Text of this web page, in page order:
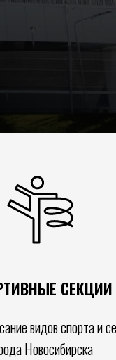
СЕКЦИИ
видов спорта и
Новосибирска